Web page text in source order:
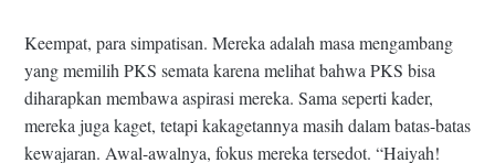
Keempat, para simpatisan. Mereka adalah masa mengambang
yang memilih PKS semata karena melihat bahwa PKS bisa
diharapkan membawa aspirasi mereka. Sama seperti kader,
mereka juga kaget, tetapi kakagetannya masih dalam batas-batas
kewajaran. Awal-awalnya, fokus mereka tersedot. “Haiyah!